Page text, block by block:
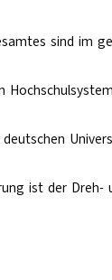
sind im
ist der Dreh-